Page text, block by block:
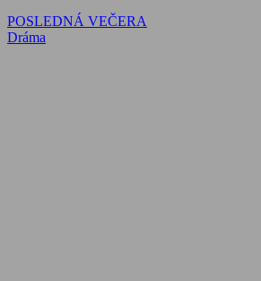
Navigácia
v
Previous
Post:
POSLEDNÁ VEČERA
Next
Dráma